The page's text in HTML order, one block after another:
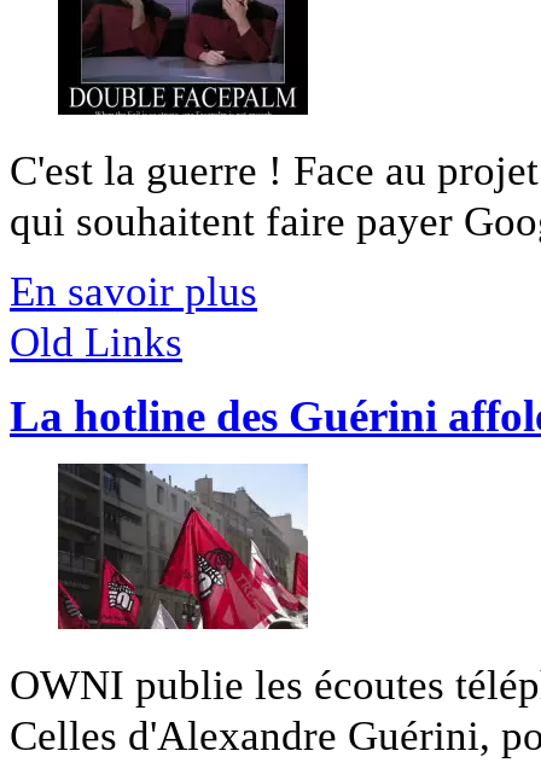
C'est la guerre ! Face au
qui souhaitent faire payer
En savoir plus
Old Links
La hotline des Guérini
OWNI publie les écoutes
Celles d'Alexandre Guérini,